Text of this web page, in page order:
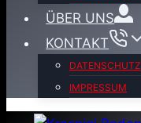
ÜBER UNS
KONTAKT
DATENSCHUTZ
IMPRESSUM